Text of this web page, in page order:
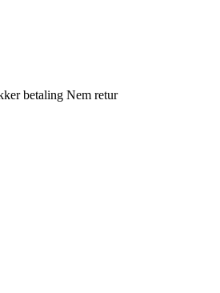
betaling Nem retur